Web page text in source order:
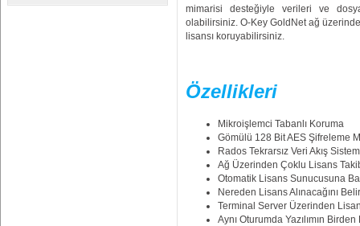
mimarisi desteğiyle verileri ve
olabilirsiniz. O-Key GoldNet ağ
lisansı koruyabilirsiniz.
Özellikleri
Mikroişlemci Tabanlı Koruma
Gömülü 128 Bit AES Şifreleme
Rados Tekrarsız Veri Akış
Ağ Üzerinden Çoklu Lisans
Otomatik Lisans Sunucusuna
Nereden Lisans Alınacağını
Terminal Server Üzerinden
Aynı Oturumda Yazılımın